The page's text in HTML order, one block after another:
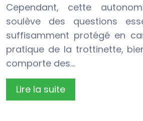
Cependant, cette
soulève des questions
suffisamment protégé en
pratique de la trottinette,
comporte des…
Lire la suite